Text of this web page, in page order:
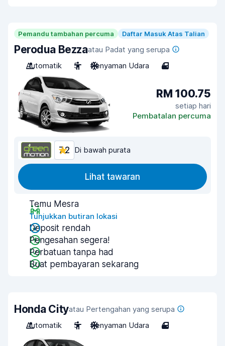
Pemandu tambahan percuma Daftar Masuk Atas Talian
Perodua Bezzaatau Padat yang serupa
Automatik
5 Penyaman Udara 4
RM 100.75
setiap hari
Pembatalan percuma
7.2 Di bawah purata
Lihat tawaran
Temu Mesra
Tunjukkan butiran lokasi
Deposit rendah
Pengesahan segera!
Perbatuan tanpa had
Buat pembayaran sekarang
Honda Cityatau Pertengahan yang serupa
Automatik
5 Penyaman Udara 4